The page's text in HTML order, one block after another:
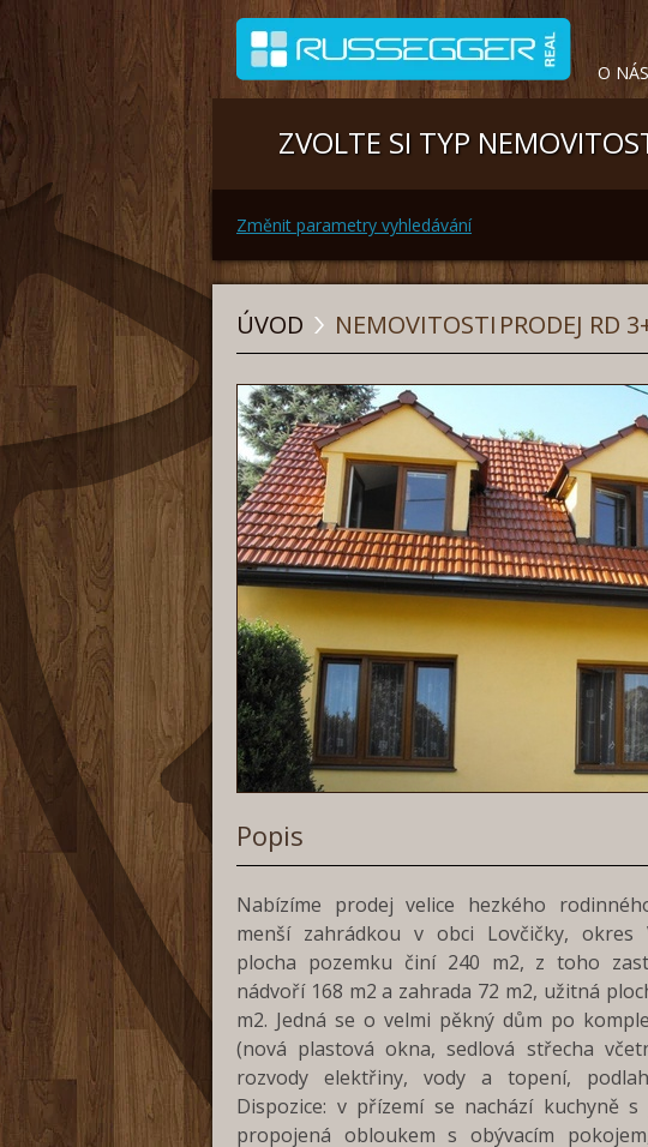
O NÁS
ZVOLTE SI TYP
Změnit parametry vyhledávání
ÚVOD NEMOVITOSTI PRODEJ RD
Popis
Nabízíme prodej velice hezkého
menší zahrádkou v obci Lovčičky, okres
plocha pozemku činí 240 m2, z toho
nádvoří 168 m2 a zahrada 72 m2, užitná
m2. Jedná se o velmi pěkný dům po
(nová plastová okna, sedlová střecha
rozvody elektřiny, vody a topení,
Dispozice: v přízemí se nachází kuchyně
propojená obloukem s obývacím